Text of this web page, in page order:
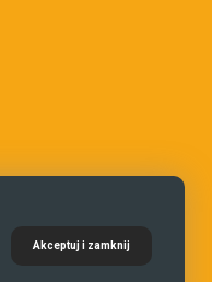
Akceptuj i zamknij